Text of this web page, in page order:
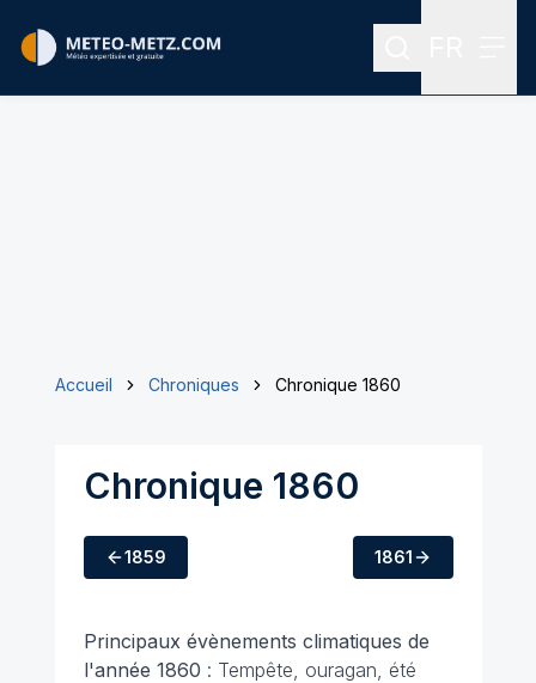
Rechercher
Accueil Chroniques Chronique 1860
Chronique 1860
1859 1861
Principaux évènements climatiques de
l'année 1860 : Tempête, ouragan, été